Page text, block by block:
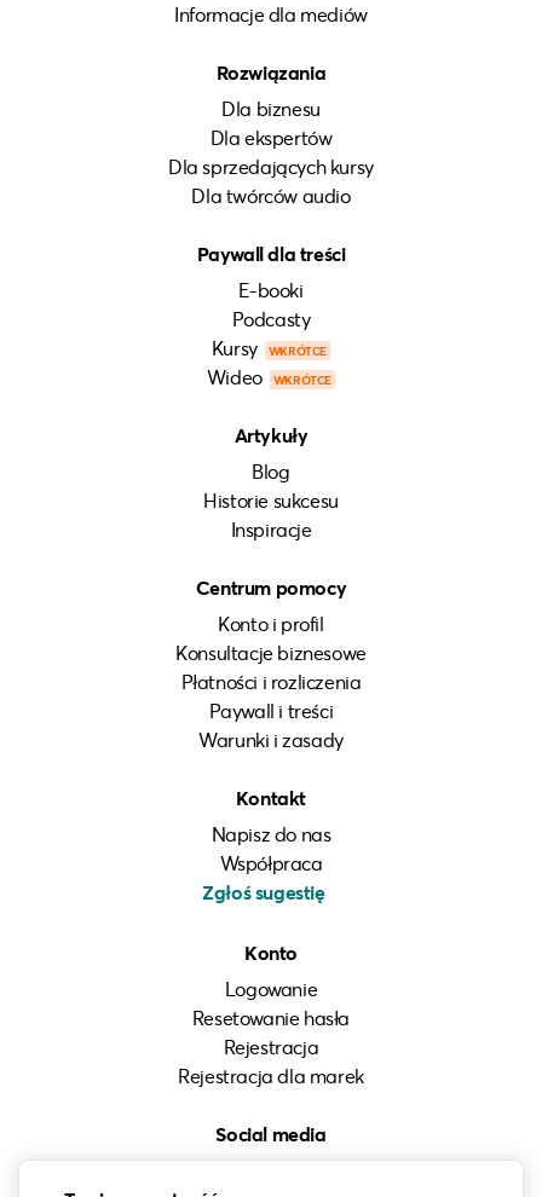
Informacje dla mediów
Rozwiązania
Dla biznesu
Dla ekspertów
Dla sprzedających kursy
Dla twórców audio
Paywall dla treści
E-booki
Podcasty
Kursy
WKRÓTCE
Wideo WKRÓTCE
Artykuły
Blog
Historie sukcesu
Inspiracje
Centrum pomocy
Konto i profil
Konsultacje biznesowe
Płatności i rozliczenia
Paywall i treści
Warunki i zasady
Kontakt
Napisz do nas
Współpraca
Zgłoś sugestię
Konto
Logowanie
Resetowanie hasła
Rejestracja
Rejestracja dla marek
Social media